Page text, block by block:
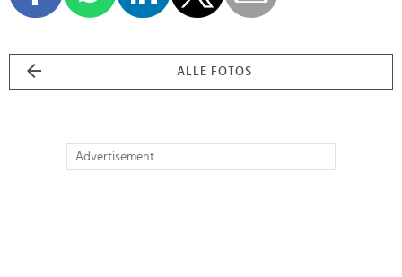
ALLE FOTOS
Advertisement